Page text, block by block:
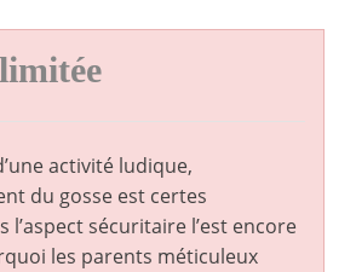
activité ludique,
du gosse est certes
l’aspect sécuritaire l’est encore
les parents méticuleux